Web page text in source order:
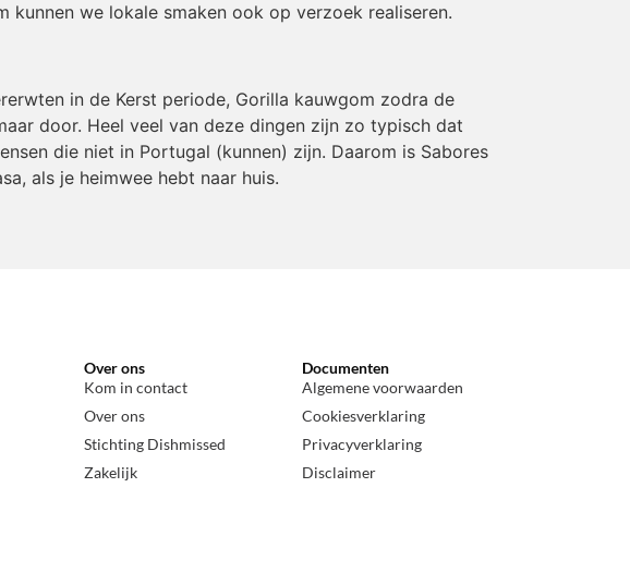
we lokale smaken ook op verzoek realiseren.
in de Kerst periode, Gorilla kauwgom zodra de
door. Heel veel van deze dingen zijn zo typisch dat
die niet in Portugal (kunnen) zijn. Daarom is Sabores
als je heimwee hebt naar huis.
Over ons
Kom in contact
Over ons
Stichting Dishmissed
Zakelijk
Documenten
Algemene voorwaarden
Cookiesverklaring
Privacyverklaring
Disclaimer